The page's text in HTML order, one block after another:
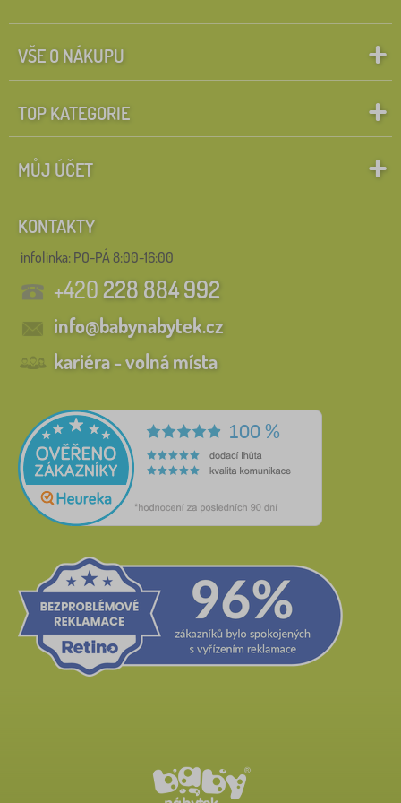
VŠE O NÁKUPU
TOP KATEGORIE
MŮJ ÚČET
KONTAKTY
infolinka: PO-PÁ 8:00-16:00
+420228 884 992
info@babynabytek.cz
kariéra - volná místa